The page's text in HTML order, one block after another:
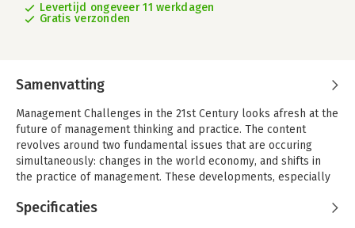
Levertijd ongeveer 11 werkdagen
Gratis verzonden
Samenvatting
Management Challenges in the 21st Century looks afresh at the
future of management thinking and practice. The content
revolves around two fundamental issues that are occuring
simultaneously: changes in the world economy, and shifts in
the practice of management. These developments, especially
understanding the challenges of the future.
Specificaties